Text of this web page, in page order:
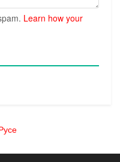
Learn how your